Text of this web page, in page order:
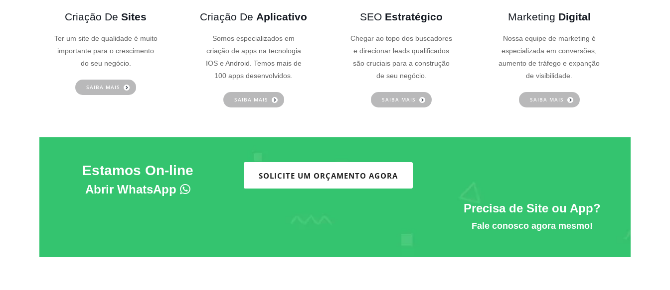
Criação DeSites
Ter um site de qualidade é muito
importante para o crescimento
do seu negócio.
SAIBA MAIS
Criação De Aplicativo
Somos especializados em
criação de apps na tecnologia
IOS e Android. Temos mais de
100 apps desenvolvidos.
SAIBA MAIS
SEO Estratégico
Chegar ao topo dos buscadores
e direcionar leads qualificados
são cruciais para a construção
de seu negócio.
SAIBA MAIS
Marketing Digital
Nossa equipe de marketing é
especializada em conversões,
aumento de tráfego e expanção
de visibilidade.
SAIBA MAIS
Estamos On-line
Abrir WhatsApp
SOLICITE UM ORÇAMENTO AGORA
Precisa de Site ou App?
Fale conosco agora mesmo!